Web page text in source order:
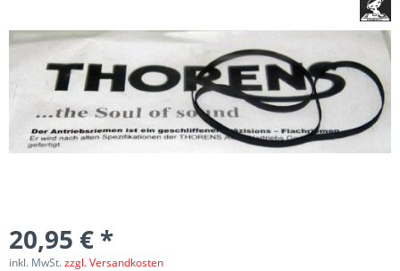
20,95 € *
inkl. MwSt.zzgl. Versandkosten